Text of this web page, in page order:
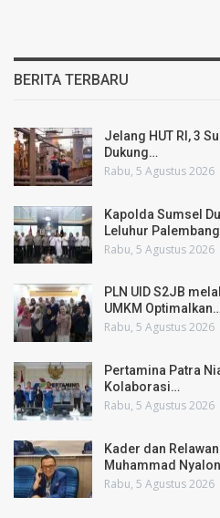
BERITA TERBARU
Jelang HUT RI, 3
Dukung…
Rabu, 5 Agustus 2026
Kapolda Sumsel
Leluhur
Rabu, 5 Agustus 2026
PLN UID S2JB
UMKM
Rabu, 5 Agustus 2026
Pertamina Patra
Kolaborasi…
Rabu, 5 Agustus 2026
Kader dan
Muhammad
Rabu, 5 Agustus 2026